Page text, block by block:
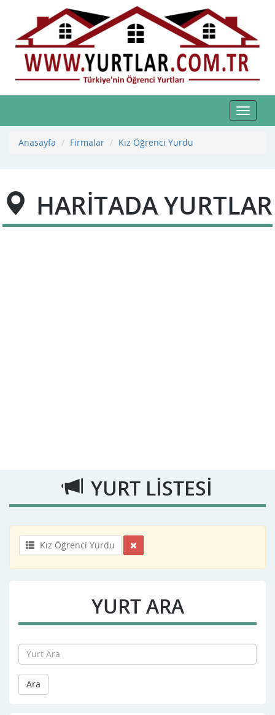
Toggle
Anasayfa
Firmalar Kız Öğrenci Yurdu
HARİTADA YURTLAR
YURT LİSTESİ
Kız Öğrenci Yurdu
YURT ARA
Ara